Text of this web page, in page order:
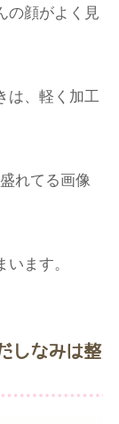
の顔がよく見
は、軽く加工
れてる画像
ます。
しなみは整